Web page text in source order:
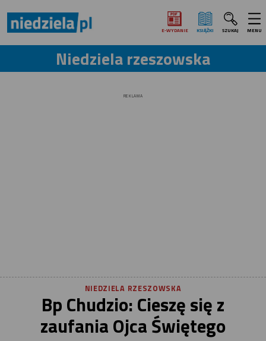
E‑WYDANIE KSIĄŻKI SZUKAJ MENU
Niedziela rzeszowska
REKLAMA
NIEDZIELA RZESZOWSKA
Bp Chudzio: Cieszę się z
zaufania Ojca Świętego